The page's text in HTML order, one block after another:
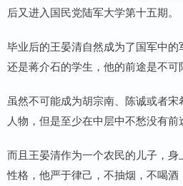
后又进入国民党陆军大学第十五期。
毕业后的王晏清自然成为了国军中的
还是蒋介石的学生，他的前途是不可
虽然不可能成为胡宗南、陈诚或者
人物，但是至少在中层中不愁没有前
而且王晏清作为一个农民的儿子，
性格，他严于律己，不抽烟，不喝